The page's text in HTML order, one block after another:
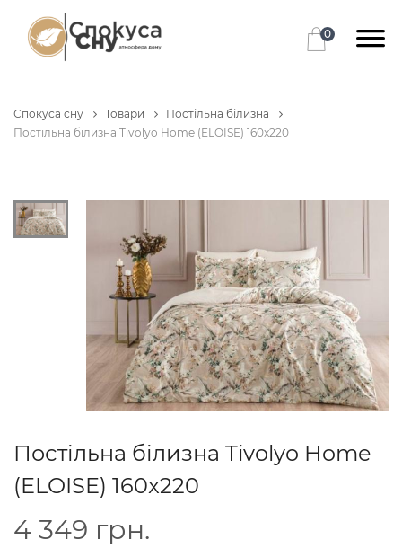
0
Спокуса сну Товари
Постільна білизна
Постільна білизна Tivolyo Home (ELOISE) 160x220
Постільна білизна Tivolyo Home
(ELOISE) 160x220
4 349 грн.